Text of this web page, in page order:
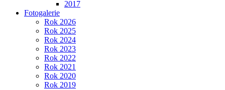
2017
Fotogalerie
Rok 2026
Rok 2025
Rok 2024
Rok 2023
Rok 2022
Rok 2021
Rok 2020
Rok 2019